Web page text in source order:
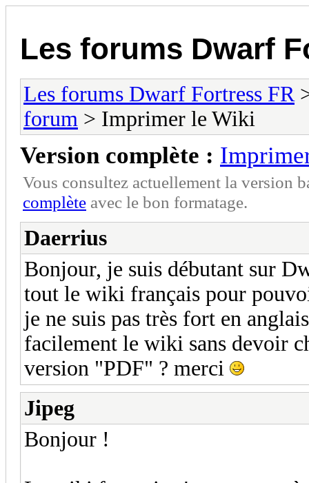
Les forums Dwarf
Les forums Dwarf Fortress FR
forum > Imprimer le Wiki
Version complète :
Vous consultez actuellement la version
complète avec le bon formatage.
Daerrius
Bonjour, je suis débutant sur
tout le wiki français pour
je ne suis pas très fort en
facilement le wiki sans devoir
version "PDF" ? merci
Jipeg
Bonjour !